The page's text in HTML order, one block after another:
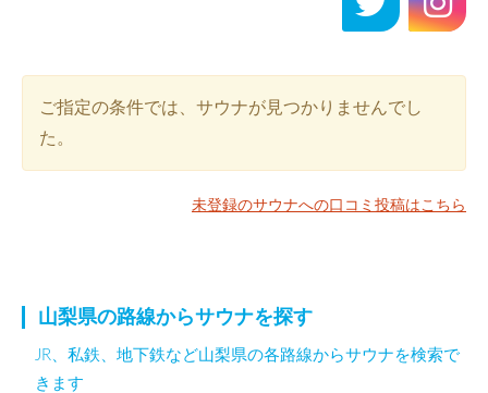
ご指定の条件では、サウナが見つかりませんでし
た。
未登録のサウナへの口コミ投稿はこちら
山梨県の路線からサウナを探す
JR、私鉄、地下鉄など山梨県の各路線からサウナを検索で
きます